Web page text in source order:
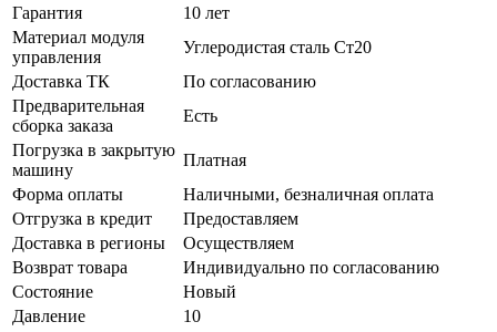
Гарантия
10 лет
Материал модуля
управления
Углеродистая сталь Ст20
Доставка ТК
По согласованию
Предварительная
сборка заказа
Есть
Погрузка в закрытую
машину
Платная
Форма оплаты
Наличными, безналичная оплата
Отгрузка в кредит
Предоставляем
Доставка в регионы
Осуществляем
Возврат товара
Индивидуально по согласованию
Состояние
Новый
Давление
10